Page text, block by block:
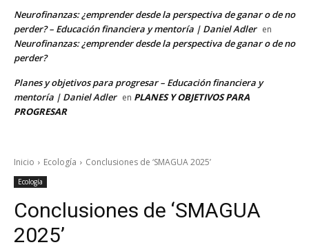
Neurofinanzas: ¿emprender desde la perspectiva de ganar o de no
perder? – Educación financiera y mentoría | Daniel Adler en
Neurofinanzas: ¿emprender desde la perspectiva de ganar o de no
perder?
Planes y objetivos para progresar – Educación financiera y
mentoría | Daniel Adler en PLANES Y OBJETIVOS PARA
PROGRESAR